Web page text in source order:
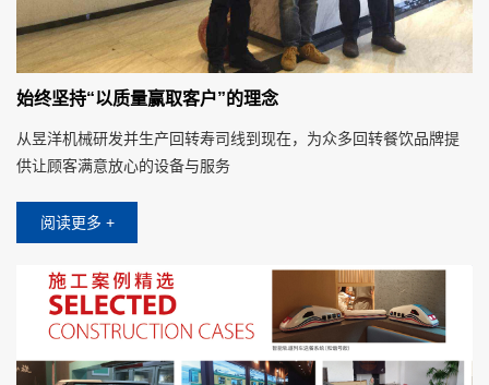
始终坚持“以质量赢取客户”的理念
从昱洋机械研发并生产回转寿司线到现在，为众多回转餐饮品牌提
供让顾客满意放心的设备与服务
阅读更多 +